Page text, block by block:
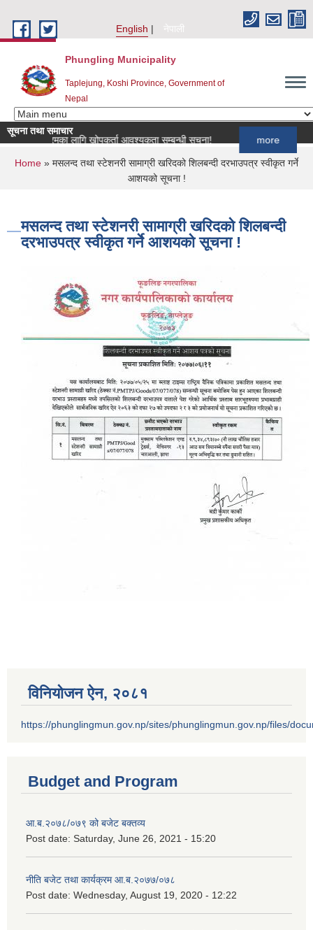
English
नेपाली
Phungling Municipality
Taplejung, Koshi Province, Government of
Nepal
सूचना तथा समाचार
लागि खोपकर्ता आवश्यकता सम्बन्धी सूचना!
You are here
Home » मसलन्द तथा स्टेशनरी सामाग्री खरिदको शिलबन्दी दरभाउपत्र स्वीकृत गर्ने
आशयको सूचना !
मसलन्द तथा स्टेशनरी सामाग्री खरिदको शिलबन्दी
दरभाउपत्र स्वीकृत गर्ने आशयको सूचना !
विनियोजन ऐन‚ २०८१
https://phunglingmun.gov.np/sites/phunglingmun.gov.np/files/
Budget and Program
आ.ब.२०७८/०७९ को बजेट बक्तव्य
Post date: Saturday, June 26, 2021 - 15:20
नीति बजेट तथा कार्यक्रम आ.ब.२०७७/०७८
Post date: Wednesday, August 19, 2020 - 12:22